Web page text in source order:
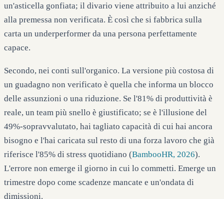
un'asticella gonfiata; il divario viene attribuito a lui anziché
alla premessa non verificata. È così che si fabbrica sulla
carta un underperformer da una persona perfettamente
capace.
Secondo, nei conti sull'organico. La versione più costosa di
un guadagno non verificato è quella che informa un blocco
delle assunzioni o una riduzione. Se l'81% di produttività è
reale, un team più snello è giustificato; se è l'illusione del
49%-sopravvalutato, hai tagliato capacità di cui hai ancora
bisogno e l'hai caricata sul resto di una forza lavoro che già
riferisce l'85% di stress quotidiano (BambooHR, 2026).
L'errore non emerge il giorno in cui lo commetti. Emerge un
trimestre dopo come scadenze mancate e un'ondata di
dimissioni.